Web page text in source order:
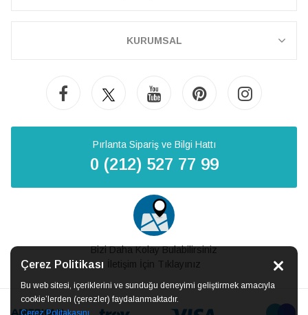
Çerez Politikası
Bu web sitesi, içeriklerini ve sunduğu deneyimi geliştirmek amacıyla
cookie’lerden (çerezler) faydalanmaktadır.
Çerez Politakasını
KURUMSAL
Pırlanta Sipariş ve Bilgi Hattı
0 (212) 527 77 99
Bizi Daha Kolay Bulabilirsiniz
İletişim İçin Tıklayınız